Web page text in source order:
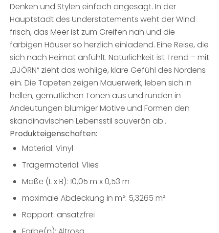
Denken und Stylen einfach angesagt. In der
Hauptstadt des Understatements weht der Wind
frisch, das Meer ist zum Greifen nah und die
farbigen Häuser so herzlich einladend. Eine Reise, die
sich nach Heimat anfühlt. Natürlichkeit ist Trend – mit
„BJÖRN“ zieht das wohlige, klare Gefühl des Nordens
ein. Die Tapeten zeigen Mauerwerk, leben sich in
hellen, gemütlichen Tönen aus und runden in
Andeutungen blumiger Motive und Formen den
skandinavischen Lebensstil souverän ab..
Produkteigenschaften:
Material: Vinyl
Trägermaterial: Vlies
Maße (L x B): 10,05 m x 0,53 m
maximale Abdeckung in m²: 5,3265 m²
Rapport: ansatzfrei